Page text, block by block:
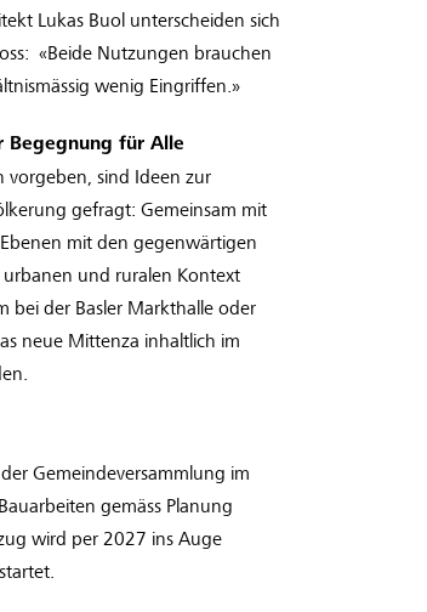
Lukas Buol unterscheiden sich
«Beide Nutzungen brauchen
wenig Eingriffen.»
Begegnung für Alle
vorgeben, sind Ideen zur
gefragt: Gemeinsam mit
mit den gegenwärtigen
und ruralen Kontext
bei der Basler Markthalle oder
neue Mittenza inhaltlich im
Gemeindeversammlung im
gemäss Planung
wird per 2027 ins Auge